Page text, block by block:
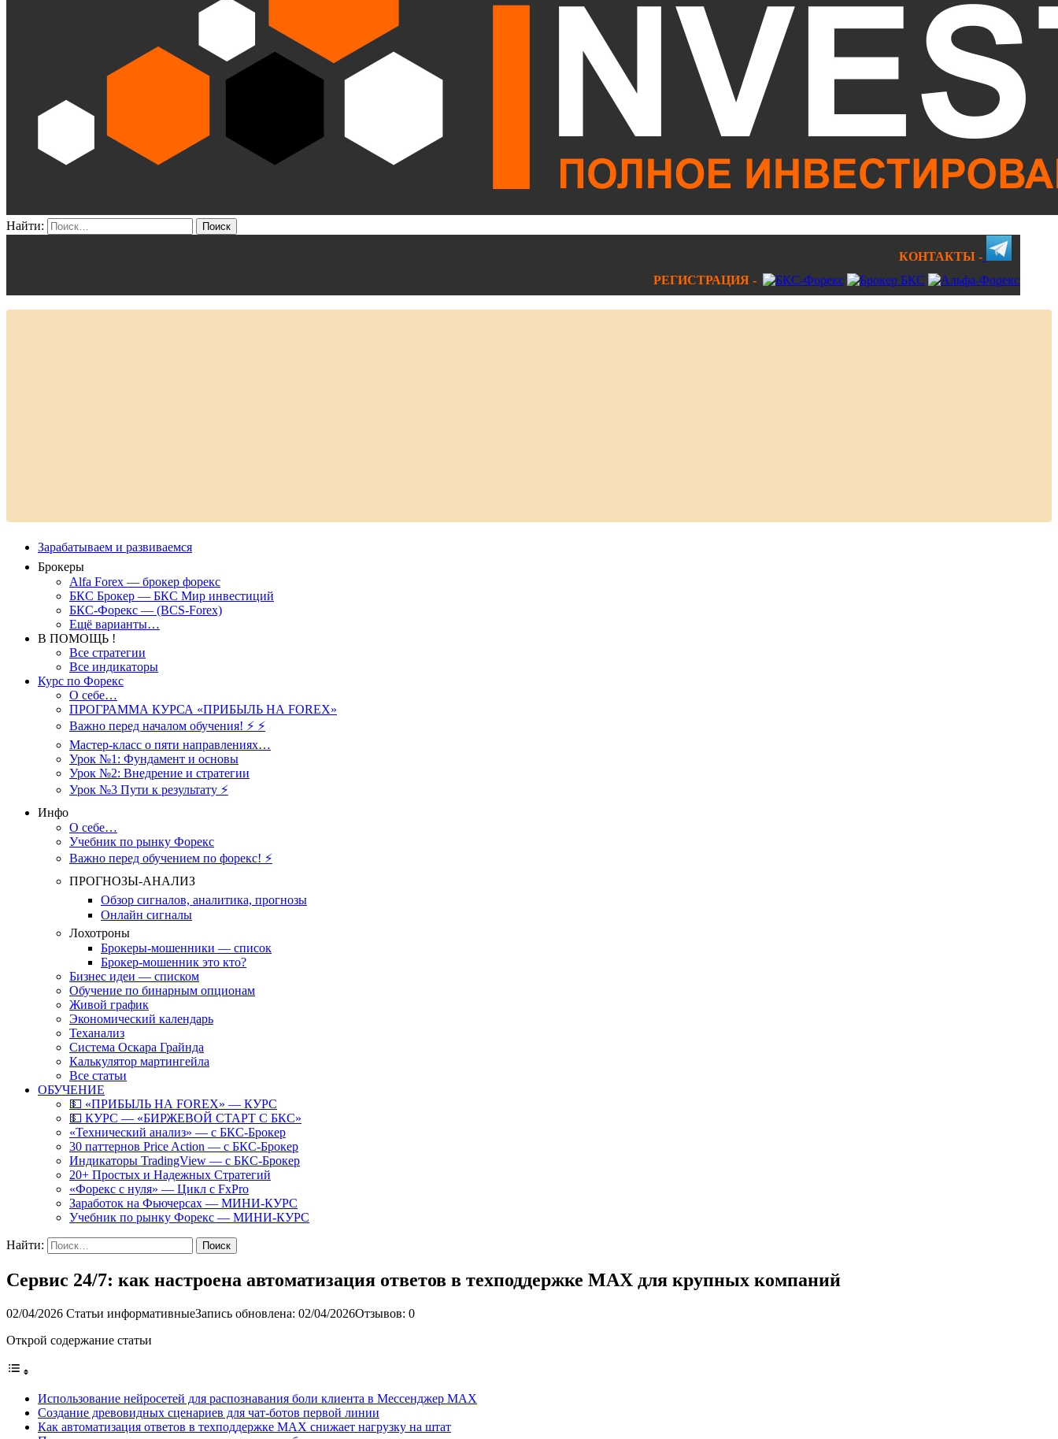
Найти:
КОНТАКТЫ -
РЕГИСТРАЦИЯ -
Зарабатываем и развиваемся
Брокеры
Alfa Forex — брокер форекс
БКС Брокер — БКС Мир инвестиций
БКС-Форекс — (BCS-Forex)
Ещё варианты…
В ПОМОЩЬ !
Все стратегии
Все индикаторы
Курс по Форекс
О себе…
ПРОГРАММА КУРСА «ПРИБЫЛЬ НА FOREX»
Важно перед началом обучения! ⚡ ⚡
Мастер-класс о пяти направлениях…
Урок №1: Фундамент и основы
Урок №2: Внедрение и стратегии
Урок №3 Пути к результату ⚡️
Инфо
О себе…
Учебник по рынку Форекс
Важно перед обучением по форекс! ⚡
ПРОГНОЗЫ-АНАЛИЗ
Обзор сигналов, аналитика, прогнозы
Онлайн сигналы
Лохотроны
Брокеры-мошенники — список
Брокер-мошенник это кто?
Бизнес идеи — списком
Обучение по бинарным опционам
Живой график
Экономический календарь
Теханализ
Система Оскара Грайнда
Калькулятор мартингейла
Все статьи
ОБУЧЕНИЕ
💵 «ПРИБЫЛЬ НА FOREX» — КУРС
💵 КУРС — «БИРЖЕВОЙ СТАРТ С БКС»
«Технический анализ» — с БКС-Брокер
30 паттернов Price Action — с БКС-Брокер
Индикаторы TradingView — с БКС-Брокер
20+ Простых и Надежных Стратегий
«Форекс с нуля» — Цикл с FxPro
Заработок на Фьючерсах — МИНИ-КУРС
Учебник по рынку Форекс — МИНИ-КУРС
Найти:
Сервис 24/7: как настроена автоматизация ответов в техподдержке MAX для крупных компаний
02/04/2026 Статьи информативныеЗапись обновлена: 02/04/2026Отзывов: 0
Открой содержание статьи
Использование нейросетей для распознавания боли клиента в Мессенджер MAX
Создание древовидных сценариев для чат-ботов первой линии
Как автоматизация ответов в техподдержке MAX снижает нагрузку на штат